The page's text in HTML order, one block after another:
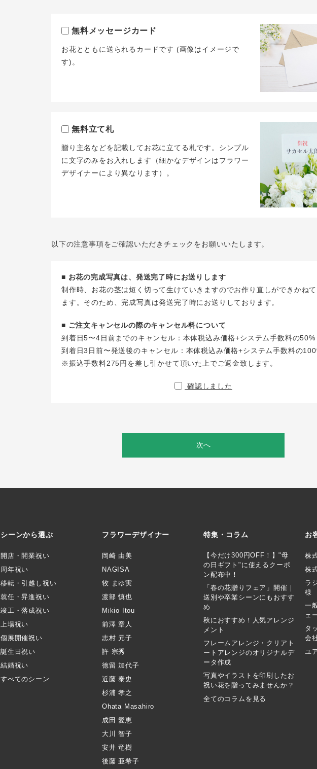
無料メッセージカード
お花とともに送られるカードです (画像はイメージで
す)。
無料立て札
贈り主名などを記載してお花に立てる札です。シンプル
に文字のみをお入れします（細かなデザインはフラワー
デザイナーにより異なります）。
以下の注意事項をご確認いただきチェックをお願いいたします。
■ お花の完成写真は、発送完了時にお送りします
制作時、お花の茎は短く切って生けていきますのでお作り直しができかね
ます。そのため、完成写真は発送完了時にお送りしております。
■ ご注文キャンセルの際のキャンセル料について
到着日5〜4日前までのキャンセル：本体税込み価格+システム手数料の50%
到着日3日前〜発送後のキャンセル：本体税込み価格+システム手数料の
※振込手数料275円を差し引かせて頂いた上でご返金致します。
確認しました
次へ
シーンから選ぶ
開店・開業祝い
周年祝い
移転・引越し祝い
就任・昇進祝い
竣工・落成祝い
上場祝い
個展開催祝い
誕生日祝い
結婚祝い
すべてのシーン
フラワーデザイナー
岡崎 由美
NAGISA
牧 まゆ実
渡部 慎也
Mikio Itou
前澤 章人
志村 元子
許 宗秀
徳留 加代子
近藤 泰史
杉浦 孝之
Ohata Masahiro
成田 愛恵
大川 智子
安井 竜樹
後藤 亜希子
特集・コラム
【今だけ300円OFF！】"母
の日ギフト"に使えるクーポ
ン配布中！
「春の花贈りフェア」開催｜
送別や卒業シーンにもおすす
め
秋におすすめ！人気アレンジ
メント
フレームアレンジ・クリアト
ートアレンジのオリジナルデ
ータ作成
写真やイラストを印刷したお
祝い花を贈ってみませんか？
全てのコラムを見る
お
株
株
ラ
様
一
ェ
タ
会
ユ